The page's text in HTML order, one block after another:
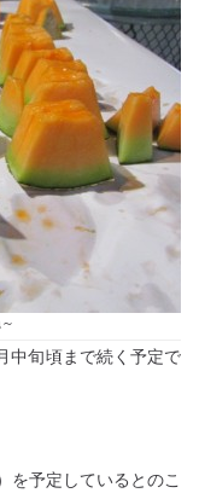
中旬頃まで続く予定で
を予定しているとのこ